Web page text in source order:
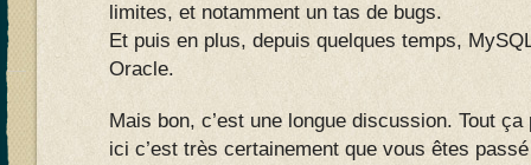
limites, et notamment un tas de bugs.
Et puis en plus, depuis quelques temps,
Oracle.
Mais bon, c’est une longue discussion. Tout
ici c’est très certainement que vous êtes